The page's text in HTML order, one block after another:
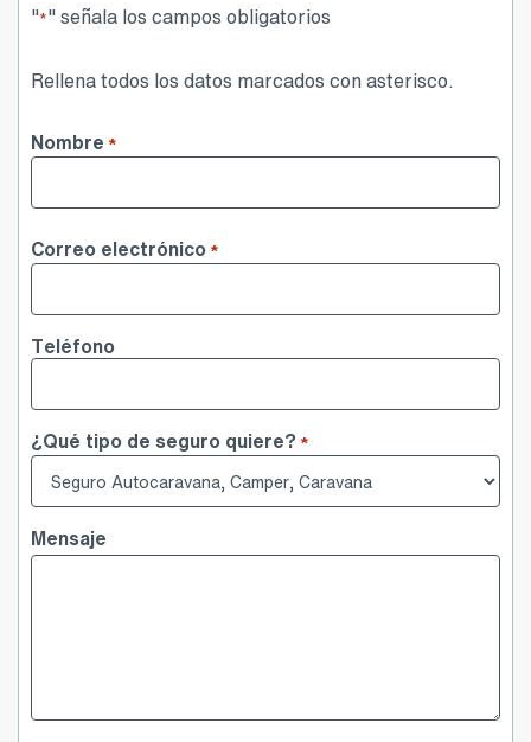
Nombre
Nombre
Correo electrónico
¿Qué tipo de seguro quiere? *
Mensaje